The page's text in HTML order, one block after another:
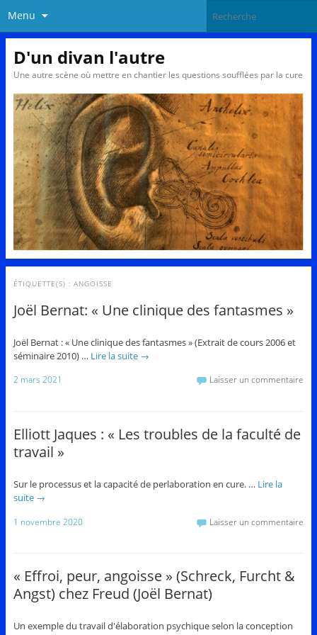
Menu
D'un divan l'autre
Une autre scène où mettre en chantier les questions soufflées par la cure
ÉTIQUETTE(S) : ANGOISSE
Joël Bernat: « Une clinique des fantasmes »
Joël Bernat : « Une clinique des fantasmes » (Extrait de cours 2006 et
séminaire 2010) … Lire la suite →
2 mars 2021 Laisser un commentaire
Elliott Jaques : « Les troubles de la faculté de
travail »
Sur le processus et la capacité de perlaboration en cure. … Lire la
suite →
1 novembre 2020 Laisser un commentaire
« Effroi, peur, angoisse » (Schreck, Furcht &
Angst) chez Freud (Joël Bernat)
Un exemple du travail d'élaboration psychique selon la conception